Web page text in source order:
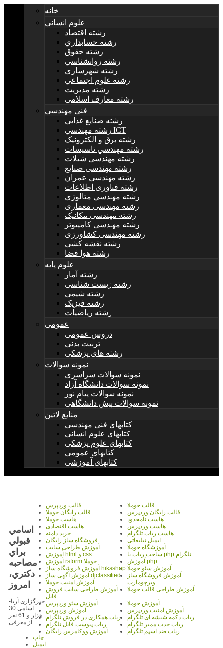
خانه
علوم انساني
رشته اقتصاد
رشته حسابداري
رشته حقوق
رشته روانشناسي
رشته شهرسازي
رشته علوم اجتماعي
رشته مديريت
رشته معارف اسلامی
فنی مهندسی
رشته صنايع غذايي
رشته مهندسي ICT
رشته برق و الکترونيک
رشته مهندسي تاسيسات
رشته مهندسی شیلات
رشته مهندسی صنایع
رشته مهندسی عمران
رشته فناوری اطلاعات
رشته مهندسي متالوژي
رشته مهندسی معماری
رشته مهندسی مکانیک
رشته مهندسی کامپیوتر
رشته مهندسی کشاورزی
رشته نقشه کشی
رشته هوا فضا
علوم پایه
رشته آمار
رشته زیست شناسی
رشته شیمی
رشته فیزیک
رشته ریاضیات
عمومی
دروس عمومی
تربیت بدنی
رشته های پزشکی
نمونه سوالات
نمونه سوالات سراسری
نمونه سوالات دانشگاه آزاد
نمونه سوالات پیام نور
نمونه سوالات پیش دانشگاهی
منابع لاتین
کتابهای فنی مهندسی
کتابهای علوم انسانی
کتابهای علوم پزشکی
کتابهای عمومی
کتابهای آموزشی
قالب جوملا
قالب وردپرس
قالب رایگان وردپرس
قالب رایگان جوملا
هاست نامحدود
هاست جوملا
هاست وردپرس
هاست اقتصادی
هاست ربات تلگرام
خرید دامنه
ایمیل تبلیغاتی
فروشگاه ساز رایگان
آموزشگاه جوملا
آموزش طراحی سایت
ساخت ربات با php تلگرام
آموزش html و css
آموزش php
آموزش rsform جوملا
آموزش سئو جوملا آموزش فروشگاه ساز hikashop
آموزش فروشگاه ساز
ویرچومارت
آموزش آگهی ساز djclassified
آموزش امنیت جوملا
آموزش طراحی قالب جوملا
آموزش طراحی سایت فروش
فایل
آموزش جوملا
آموزش سئو وردپرس
آموزش امنیت وردپرس
آموزش وردپرس
ربات دکمه شیشه ای تلگرام
ربات همکاری در فروش تلگرام
ربات جذب ممبر تلگرام
ربات پیوست فایل تلگرام
ربات ضد اسپم تلگرام
آموزش ووکامرس رایگان
اسامي
قبولي
براي
مصاحبه
دکتري،
امروز
چاپ
ایمیل
خبرگزاری آریا-
اسامی 30
هزار و 61 نفر
از معرفی